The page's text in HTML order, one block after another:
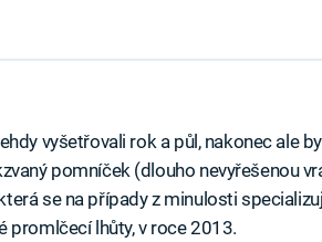
vyšetřovali rok a půl, nakonec ale
pomníček (dlouho nevyřešenou
se na případy z minulosti
promlčecí lhůty, v roce 2013.